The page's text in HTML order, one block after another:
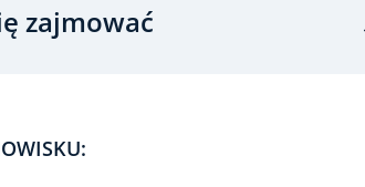
zajmować